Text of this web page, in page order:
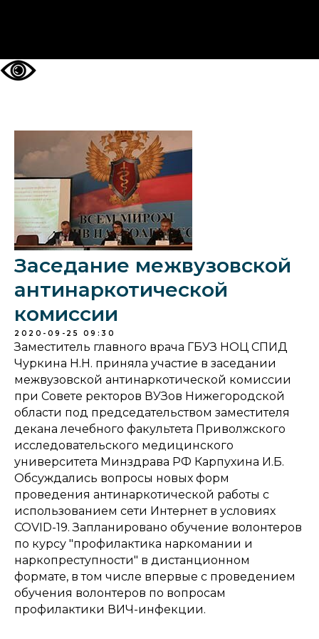
Заседание межвузовской
антинаркотической
комиссии
2020-09-25 09:30
Заместитель главного врача ГБУЗ НОЦ СПИД
Чуркина Н.Н. приняла участие в заседании
межвузовской антинаркотической комиссии
при Совете ректоров ВУЗов Нижегородской
области под председательством заместителя
декана лечебного факультета Приволжского
исследовательского медицинского
университета Минздрава РФ Карпухина И.Б.
Обсуждались вопросы новых форм
проведения антинаркотической работы с
использованием сети Интернет в условиях
COVID-19. Запланировано обучение волонтеров
по курсу "профилактика наркомании и
наркопреступности" в дистанционном
формате, в том числе впервые с проведением
обучения волонтеров по вопросам
профилактики ВИЧ-инфекции.